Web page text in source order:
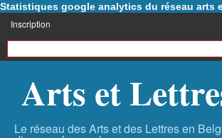
Statistiques google analytics du réseau arts
Inscription
Arts et